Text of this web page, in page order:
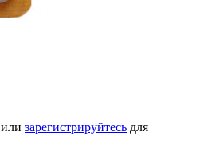
или зарегистрируйтесь для